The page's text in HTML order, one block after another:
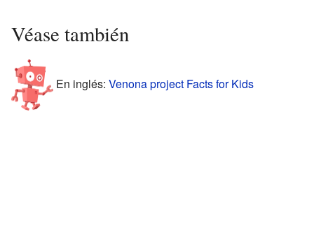
Véase también
En inglés: Venona project Facts for Kids